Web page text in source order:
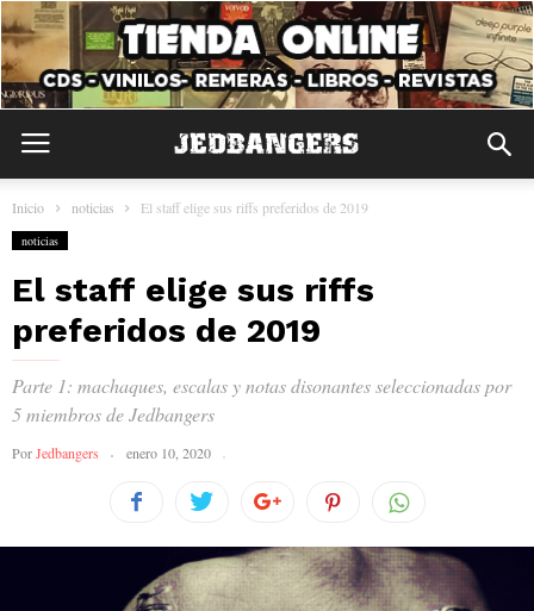
Inicio noticias El staff elige sus riffs preferidos de 2019
noticias
El staff elige sus riffs
preferidos de 2019
Parte 1: machaques, escalas y notas disonantes seleccionadas por
5 miembros de Jedbangers
PorJedbangers enero 10, 2020